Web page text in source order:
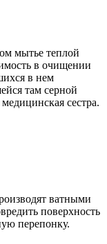
мытье теплой
в очищении
в нем
там серной
сестра.
ватными
поверхность
перепонку.